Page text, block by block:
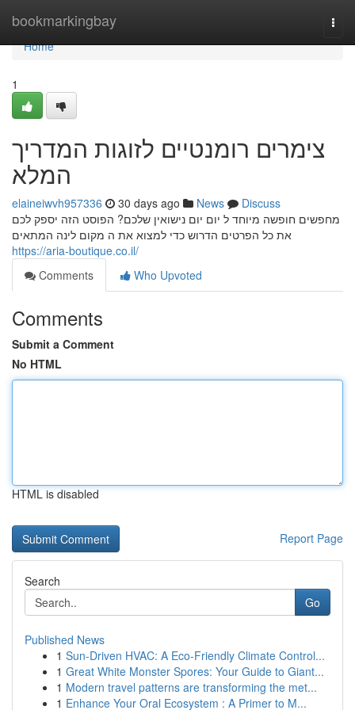
bookmarkingbay
Home
Home
1
צימרים רומנטיים לזוגות המדריך
המלא
elaineiwvh957336 30 days ago News
Discuss
מחפשים חופשה מיוחד ל יום יום נישואין שלכם? הפוסט הזה יספק לכם
את כל הפרטים הדרוש כדי למצוא את ה מקום לינה המתאים
https://aria-boutique.co.il/
Comments
Who Upvoted
Comments
Submit a Comment
No HTML
HTML is disabled
Report Page
Search
Go
Published News
1 Sun-Driven HVAC: A Eco-Friendly Climate Control...
1 Great White Monster Spores: Your Guide to Giant...
1 Modern travel patterns are transforming the met...
1 Enhance Your Oral Ecosystem : A Primer to M...